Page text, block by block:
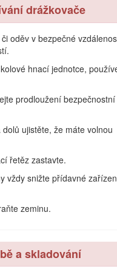
drážkovače
oděv v bezpečné
hnací jednotce,
prodloužení bezpečnostní
ujistěte, že máte volnou
řetěz zastavte.
vždy snižte přídavné
zeminu.
a skladování
dodržujte tyto
k zajištění osobní
směřoval nahoru.
stabilitu stroje.
převrácením, v jejichž
zvýšené opatrnosti.
průzkum pracoviště,
a dobrým úsudkem.
ploch.
svahu přímo dolů.